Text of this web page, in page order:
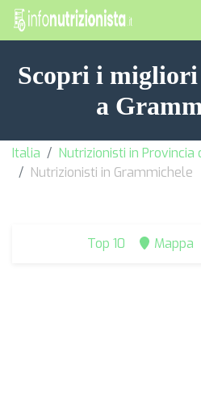
Scopri i
a
Italia
Nutrizionisti in Provincia
Nutrizionisti in Grammichele
Top 10 Mappa